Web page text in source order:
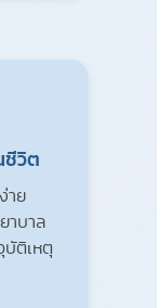
ชีวิต
าย
าบาล
บัติเหตุ